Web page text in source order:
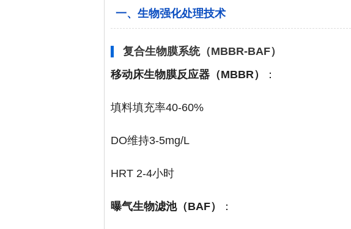
一、生物强化处理技术
复合生物膜系统（MBBR-BAF）
移动床生物膜反应器（MBBR）
：
填料填充率40-60%
DO维持3-5mg/L
HRT 2-4小时
曝气生物滤池（BAF） ：